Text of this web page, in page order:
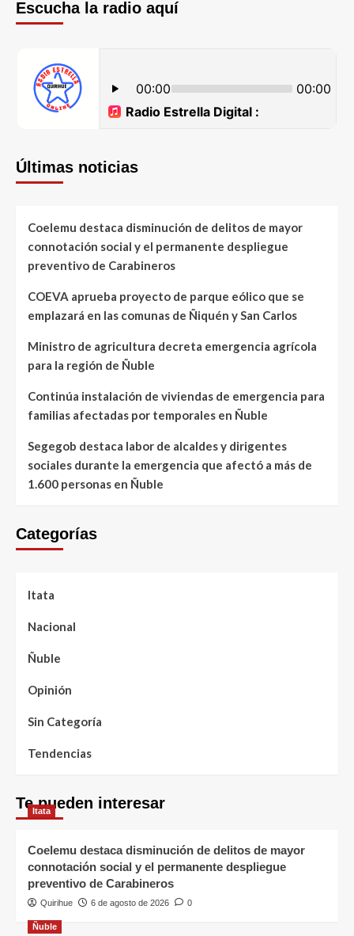
Escucha la radio aquí
Últimas noticias
Coelemu destaca disminución de delitos de mayor
connotación social y el permanente despliegue
preventivo de Carabineros
COEVA aprueba proyecto de parque eólico que se
emplazará en las comunas de Ñiquén y San Carlos
Ministro de agricultura decreta emergencia agrícola
para la región de Ñuble
Continúa instalación de viviendas de emergencia para
familias afectadas por temporales en Ñuble
Segegob destaca labor de alcaldes y dirigentes
sociales durante la emergencia que afectó a más de
1.600 personas en Ñuble
Categorías
Itata
Nacional
Ñuble
Opinión
Sin Categoría
Tendencias
Te pueden interesar
Itata
Coelemu destaca disminución de delitos de mayor
connotación social y el permanente despliegue
preventivo de Carabineros
Quirihue 6 de agosto de 2026 0
Ñuble